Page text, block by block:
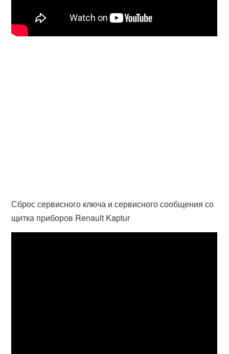
Сброс сервисного ключа и сервисного сообщения со
щитка приборов Renault Kaptur